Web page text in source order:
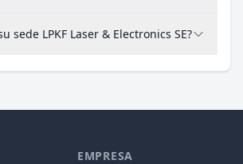
sede LPKF Laser & Electronics SE?
EMPRESA